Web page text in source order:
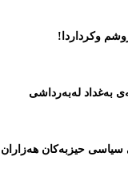
وكرداردا!
ملیارەكەی بەغداد لەبەرداشی
حیزبەكان هەزاران